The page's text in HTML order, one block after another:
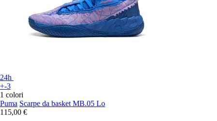
24h
+-3
1 colori
Puma Scarpe da basket MB.05 Lo
115,00 €